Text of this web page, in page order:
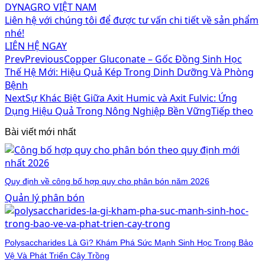
DYNAGRO VIỆT NAM
Liên hệ với chúng tôi để được tư vấn chi tiết về sản phẩm
nhé!
LIÊN HỆ NGAY
PrevPreviousCopper Gluconate – Gốc Đồng Sinh Học
Thế Hệ Mới: Hiệu Quả Kép Trong Dinh Dưỡng Và Phòng
Bệnh
NextSự Khác Biệt Giữa Axit Humic và Axit Fulvic: Ứng
Dụng Hiệu Quả Trong Nông Nghiệp Bền VữngTiếp theo
Bài viết mới nhất
Quy định về công bố hợp quy cho phân bón năm 2026
Quản lý phân bón
Polysaccharides Là Gì? Khám Phá Sức Mạnh Sinh Học Trong Bảo
Vệ Và Phát Triển Cây Trồng